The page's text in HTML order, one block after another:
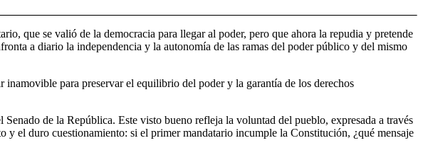
que se valió de la democracia para llegar al poder, pero que ahora la repudia y pretende
a diario la independencia y la autonomía de las ramas del poder público y del mismo
para preservar el equilibrio del poder y la garantía de los derechos
de la República. Este visto bueno refleja la voluntad del pueblo, expresada a través
y el duro cuestionamiento: si el primer mandatario incumple la Constitución, ¿qué mensaje